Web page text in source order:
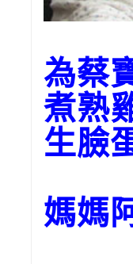
為蔡
煮熟
生臉
媽媽